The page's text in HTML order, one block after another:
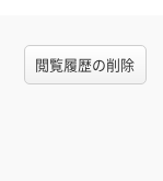
閲覧履歴の削除